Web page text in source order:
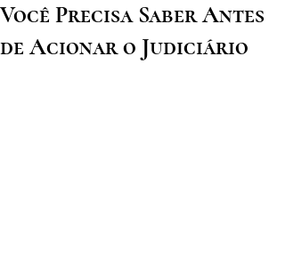
Você Precisa Saber Antes
de Acionar o Judiciário